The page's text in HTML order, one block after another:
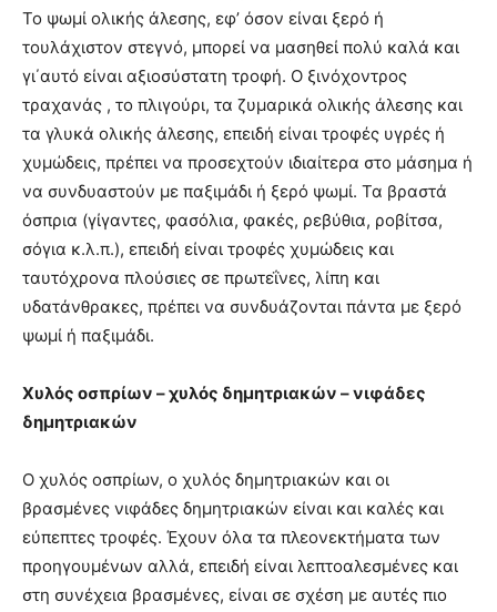
Το ψωμί ολικής άλεσης, εφ’ όσον είναι ξερό ή
τουλάχιστον στεγνό, μπορεί να μασηθεί πολύ καλά και
γι΄αυτό είναι αξιοσύστατη τροφή. Ο ξινόχοντρος
τραχανάς , το πλιγούρι, τα ζυμαρικά ολικής άλεσης και
τα γλυκά ολικής άλεσης, επειδή είναι τροφές υγρές ή
χυμώδεις, πρέπει να προσεχτούν ιδιαίτερα στο μάσημα ή
να συνδυαστούν με παξιμάδι ή ξερό ψωμί. Τα βραστά
όσπρια (γίγαντες, φασόλια, φακές, ρεβύθια, ροβίτσα,
σόγια κ.λ.π.), επειδή είναι τροφές χυμώδεις και
ταυτόχρονα πλούσιες σε πρωτεΐνες, λίπη και
υδατάνθρακες, πρέπει να συνδυάζονται πάντα με ξερό
ψωμί ή παξιμάδι.
Χυλός οσπρίων – χυλός δημητριακών – νιφάδες
δημητριακών
Ο χυλός οσπρίων, ο χυλός δημητριακών και οι
βρασμένες νιφάδες δημητριακών είναι και καλές και
εύπεπτες τροφές. Έχουν όλα τα πλεονεκτήματα των
προηγουμένων αλλά, επειδή είναι λεπτοαλεσμένες και
στη συνέχεια βρασμένες, είναι σε σχέση με αυτές πιο